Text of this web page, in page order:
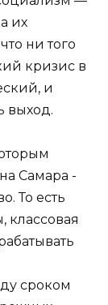
их
ни того
кризис в
и
выход.
Самара -
То есть
классовая
сроком